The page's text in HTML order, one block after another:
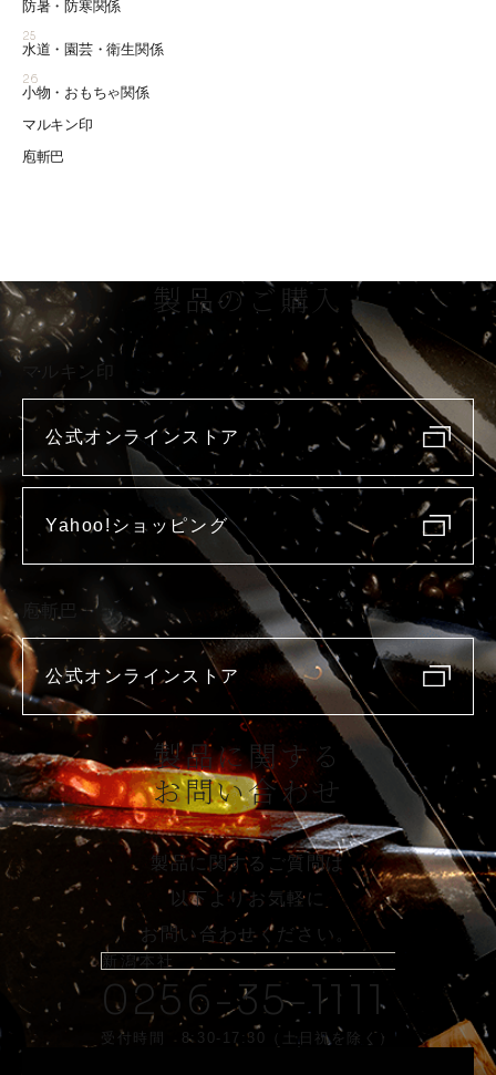
防暑・防寒関係
25
水道・園芸・衛生関係
26
小物・おもちゃ関係
マルキン印
庖斬巴
製品のご購入
マルキン印
公式オンラインストア
Yahoo!ショッピング
庖斬巴
公式オンラインストア
製品に関する
お問い合わせ
製品に関するご質問は
以下よりお気軽に
お問い合わせください。
新潟本社
0256-35-1111
受付時間 8:30-17:30（土日祝を除く）